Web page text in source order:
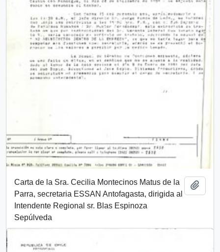
Carta de la Sra. Cecilia Montecinos Matus de la
Parra, secretaria ESSAN Antofagasta, dirigida al
Intendente Regional sr. Blas Espinoza
Sepúlveda